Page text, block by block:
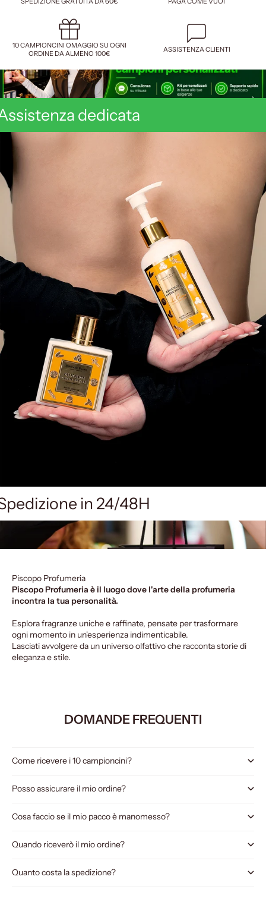
10 CAMPIONCINI OMAGGIO SU OGNI
ORDINE DA ALMENO 100€
ASSISTENZA CLIENTI
dedicata
in 24/48H
Piscopo Profumeria
Piscopo Profumeria è il luogo dove l'arte della profumeria
incontra la tua personalità.
Esplora fragranze uniche e raffinate, pensate per trasformare
ogni momento in un'esperienza indimenticabile.
Lasciati avvolgere da un universo olfattivo che racconta storie di
eleganza e stile.
DOMANDE FREQUENTI
Come ricevere i 10 campioncini?
Posso assicurare il mio ordine?
Cosa faccio se il mio pacco è manomesso?
Quando riceverò il mio ordine?
Quanto costa la spedizione?